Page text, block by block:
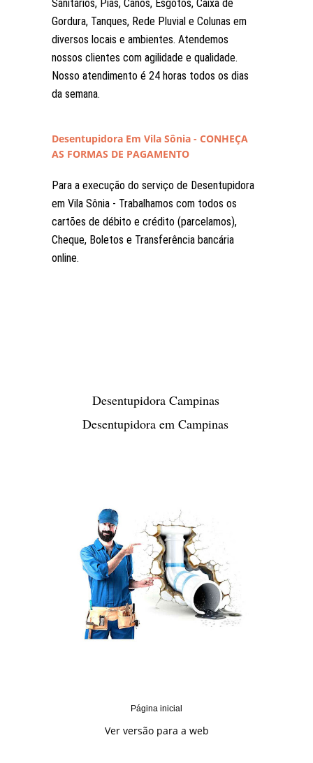
Sanitários, Pias, Canos, Esgotos, Caixa de
Gordura, Tanques, Rede Pluvial e Colunas em
diversos locais e ambientes. Atendemos
nossos clientes com agilidade e qualidade.
Nosso atendimento é 24 horas todos os dias
da semana.
Desentupidora Em Vila Sônia - CONHEÇA
AS FORMAS DE PAGAMENTO
Para a execução do serviço de Desentupidora
em Vila Sônia - Trabalhamos com todos os
cartões de débito e crédito (parcelamos),
Cheque, Boletos e Transferência bancária
online.
Desentupidora Campinas
Desentupidora em Campinas
Página inicial
Ver versão para a web